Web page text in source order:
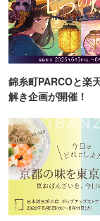
錦糸町PARCOと楽
解き企画が開催！